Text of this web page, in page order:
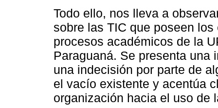
Todo ello, nos lleva a
sobre las TIC que poseen
procesos académicos de la
Paraguaná. Se presenta una
una indecisión por parte de
el vacío existente y acentúa
organización hacia el uso de